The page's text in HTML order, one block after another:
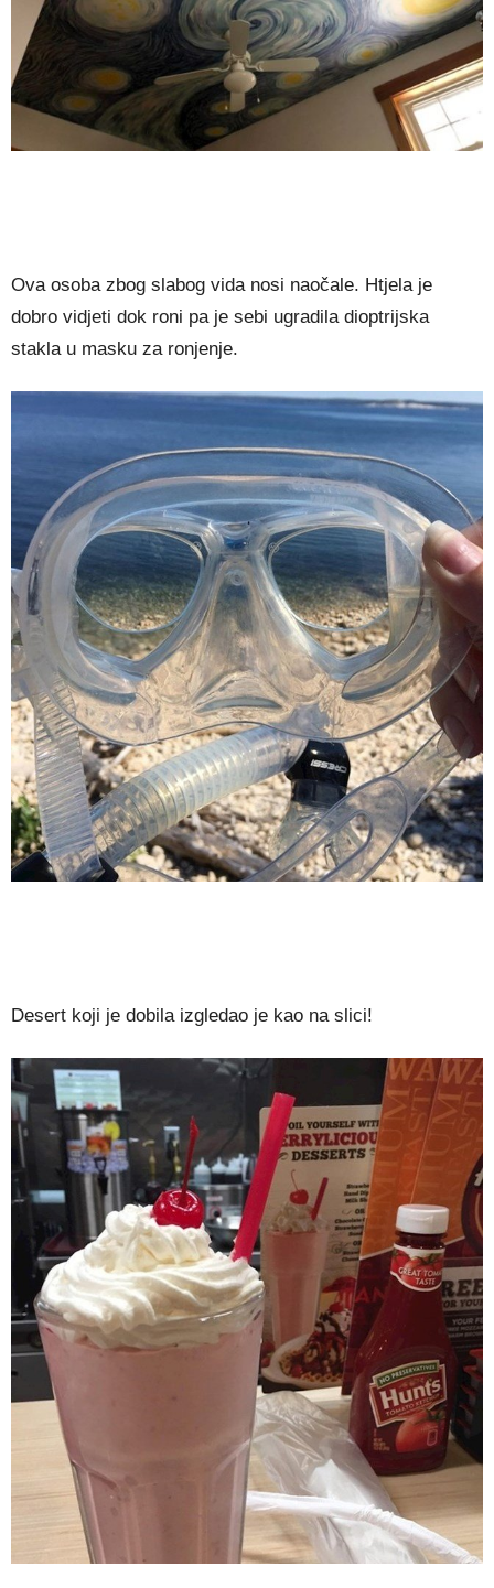
Ova osoba zbog slabog vida nosi naočale. Htjela je
dobro vidjeti dok roni pa je sebi ugradila dioptrijska
stakla u masku za ronjenje.
Desert koji je dobila izgledao je kao na slici!